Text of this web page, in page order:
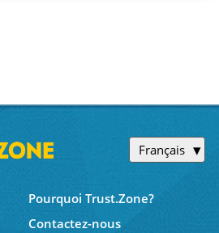
Français
Pourquoi Trust.Zone?
Contactez-nous